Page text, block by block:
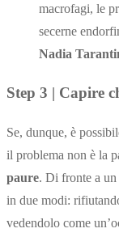
macrofagi, le
secerne
Nadia
Step 3 | Capire
Se, dunque, è
il problema non è la
paure. Di fronte a un
in due modi:
vedendolo come